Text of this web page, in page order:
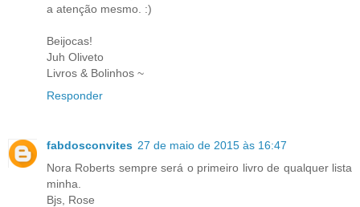
a atenção mesmo. :)
Beijocas!
Juh Oliveto
Livros & Bolinhos ~
Responder
fabdosconvites 27 de maio de 2015 às 16:47
Nora Roberts sempre será o primeiro livro de qualquer lista
minha.
Bjs, Rose